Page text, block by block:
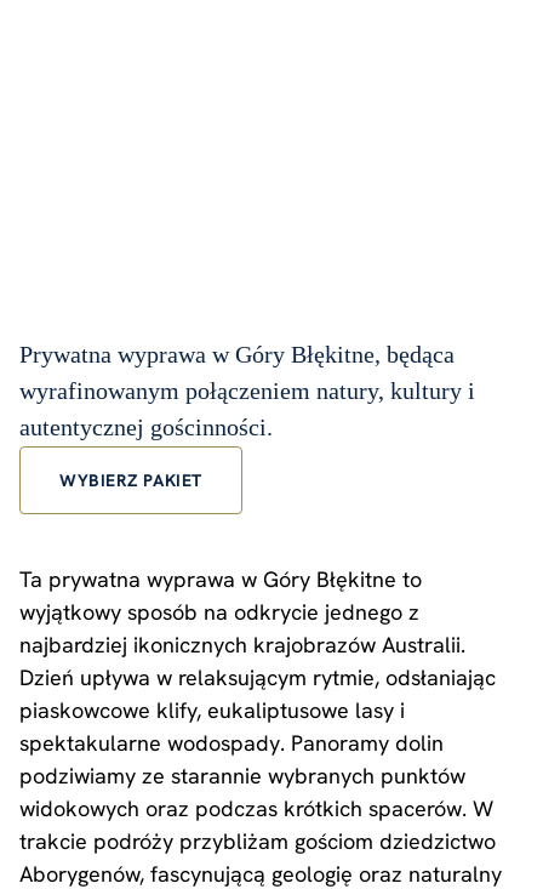
Prywatna wyprawa w Góry Błękitne, będąca
wyrafinowanym połączeniem natury, kultury i
autentycznej gościnności.
WYBIERZ PAKIET
Ta prywatna wyprawa w Góry Błękitne to
wyjątkowy sposób na odkrycie jednego z
najbardziej ikonicznych krajobrazów Australii.
Dzień upływa w relaksującym rytmie, odsłaniając
piaskowcowe klify, eukaliptusowe lasy i
spektakularne wodospady. Panoramy dolin
podziwiamy ze starannie wybranych punktów
widokowych oraz podczas krótkich spacerów. W
trakcie podróży przybliżam gościom dziedzictwo
Aborygenów, fascynującą geologię oraz naturalny